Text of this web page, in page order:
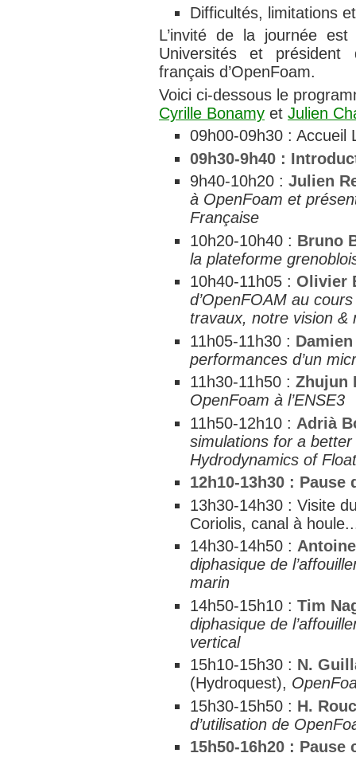
Difficultés, limitations
L’invité de la journée
Universités et président
français d’OpenFoam.
Voici ci-dessous le
Cyrille Bonamy et Julien
09h00-09h30 : Accueil
09h30-9h40 :
9h40-10h20 : Julien
à OpenFoam et
Française
10h20-10h40 : Bruno
la plateforme
10h40-11h05 : Olivier
d’OpenFOAM au
travaux, notre vision &
11h05-11h30 :
performances d’un
11h30-11h50 : Zhujun
OpenFoam à l’ENSE3
11h50-12h10 : Adrià
simulations for a
Hydrodynamics of
12h10-13h30 : Pause
13h30-14h30 : Visite
Coriolis, canal à
14h30-14h50 :
diphasique de
marin
14h50-15h10 : Tim
diphasique de
vertical
15h10-15h30 : N.
(Hydroquest),
15h30-15h50 : H.
d’utilisation de
15h50-16h20 : Pause